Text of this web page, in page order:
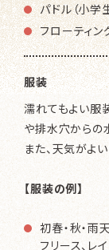
パドル（小学
フローティン
服装
濡れてもよい服
や排水穴からの
また、天気がよ
【服装の例】
初春・秋・雨天
フリース、レ